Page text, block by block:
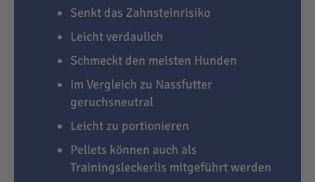
Senkt das Zahnsteinrisiko
Leicht verdaulich
Schmeckt den meisten Hunden
Im Vergleich zu Nassfutter
geruchsneutral
Leicht zu portionieren
Pellets können auch als
Trainingsleckerlis mitgeführt werden